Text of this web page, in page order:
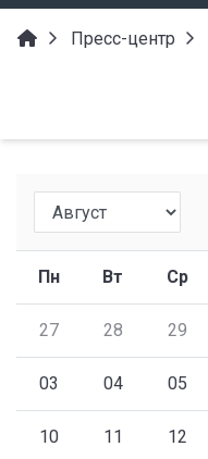
Пресс-центр
Пн Вт Ср
27 28 29
03 04 05
10 11 12